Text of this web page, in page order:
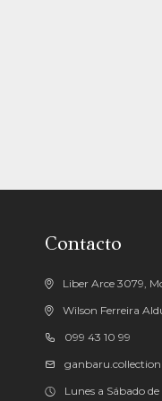
Contacto
Liber Arce 3079,
Wilson Ferreira
099 43 10 99
Lunes a Sábado de